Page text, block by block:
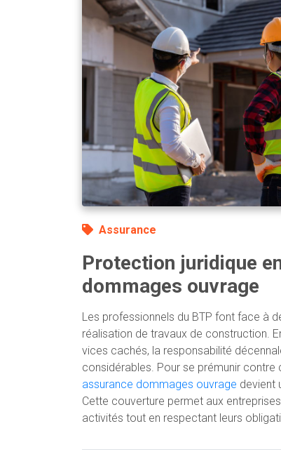
Assurance
Protection juridique
dommages ouvrage
Les professionnels du BTP font face à
réalisation de travaux de construction.
vices cachés, la responsabilité
considérables. Pour se prémunir contre
assurance dommages ouvrage devient
Cette couverture permet aux
activités tout en respectant leurs